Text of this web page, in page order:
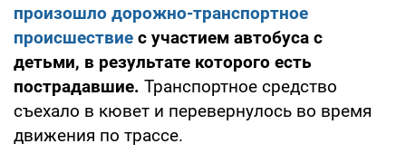
произошло дорожно-транспортное
происшествие с участием автобуса с
детьми, в результате которого есть
пострадавшие. Транспортное средство
съехало в кювет и перевернулось во время
движения по трассе.